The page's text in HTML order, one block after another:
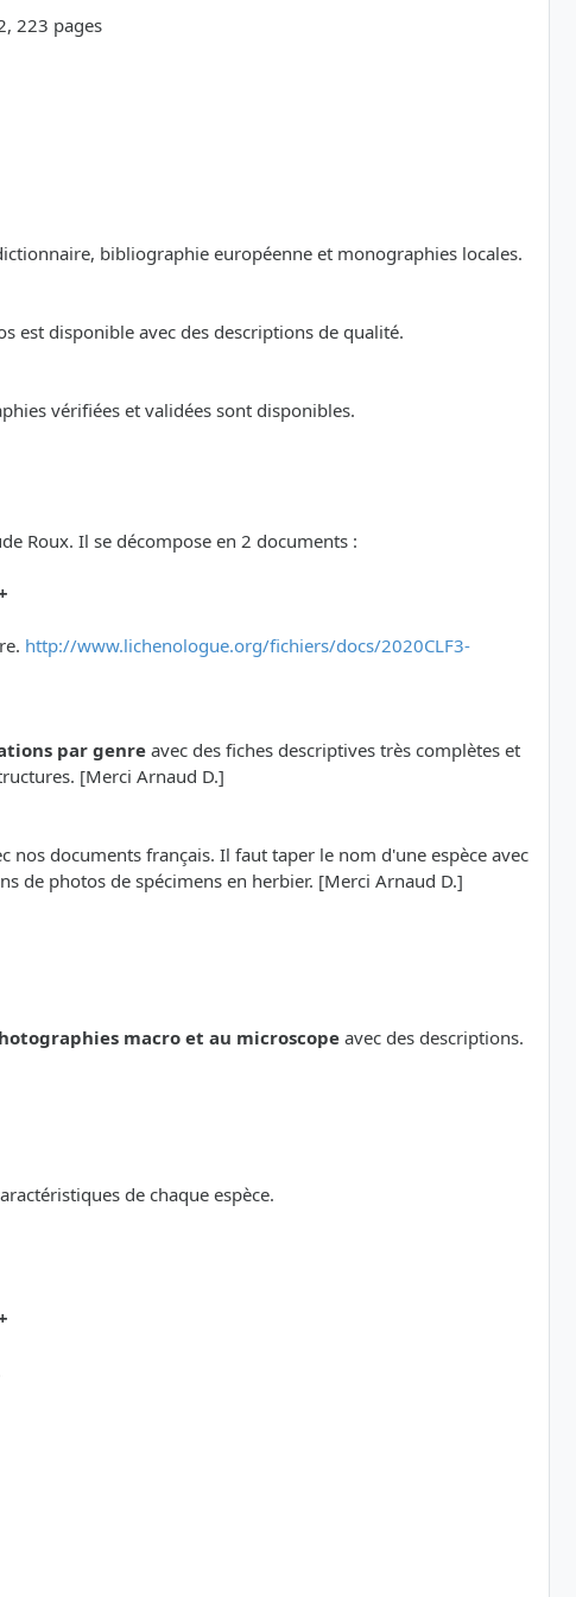
223 pages
bibliographie européenne et monographies locales.
est disponible avec des descriptions de qualité.
vérifiées et validées sont disponibles.
Roux. Il se décompose en 2 documents :
http://www.lichenologue.org/fichiers/docs/2020CLF3-
par genre avec des fiches descriptives très complètes et
[Merci Arnaud D.]
nos documents français. Il faut taper le nom d'une espèce avec
de photos de spécimens en herbier. [Merci Arnaud D.]
macro et au microscopeavec des descriptions.
de chaque espèce.